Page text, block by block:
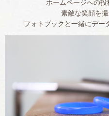
ホームページへの
素敵な笑顔を撮
フォトブックと一緒にデー